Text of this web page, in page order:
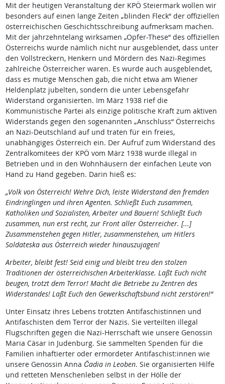
Mit der heutigen Veranstaltung der KPÖ Steiermark wollen wir
besonders auf einen lange Zeiten „blinden Fleck“ der offiziellen
österreichischen Geschichtsschreibung aufmerksam machen.
Mit der jahrzehntelang wirksamen „Opfer-These“ des offiziellen
Österreichs wurde nämlich nicht nur ausgeblendet, dass unter
den Vollstreckern, Henkern und Mördern des Nazi-Regimes
zahlreiche Österreicher waren. Es wurde auch ausgeblendet,
dass es mutige Menschen gab, die nicht etwa am Wiener
Heldenplatz jubelten, sondern die unter Lebensgefahr
Widerstand organisierten. Im März 1938 rief die
Kommunistische Partei als einzige politische Kraft zum aktiven
Widerstands gegen den sogenannten „Anschluss“ Österreichs
an Nazi-Deutschland auf und traten für ein freies,
unabhängiges Österreich ein. Der Aufruf zum Widerstand des
Zentralkomitees der KPÖ vom März 1938 wurde illegal in
Betrieben und in den Wohnhäusern der einfachen Leute von
Hand zu Hand gegeben. Darin hieß es:
„Volk von Österreich! Wehre Dich, leiste Widerstand den fremden
Eindringlingen und ihren Agenten. Schließt Euch zusammen,
Katholiken und Sozialisten, Arbeiter und Bauern! Schließt Euch
zusammen, nun erst recht, zur Front aller Österreicher. [...]
Zusammenstehen gegen Hitler, zusammenstehen, um Hitlers
Soldateska aus Österreich wieder hinauszujagen!
Arbeiter, bleibt fest! Seid einig und bleibt treu den stolzen
Traditionen der österreichischen Arbeiterklasse. Laßt Euch nicht
beugen, trotzt dem Terror! Macht die Betriebe zu Zentren des
Widerstandes! Laßt Euch den Gewerkschaftsbund nicht zerstören!“
Unter Einsatz ihres Lebens trotzten Antifaschistinnen und
Antifaschisten dem Terror der Nazis. Sie verteilten illegal
Flugschriften gegen die Nazi-Herrschaft wie unsere Genossin
Maria Cäsar in Judenburg. Sie sammelten Spenden für die
Familien inhaftierter oder ermordeter Antifaschist:innen wie
unsere Genossin Anna Čadia in Leoben. Sie organisierten Hilfe
und retteten Menschenleben selbst in der Hölle der